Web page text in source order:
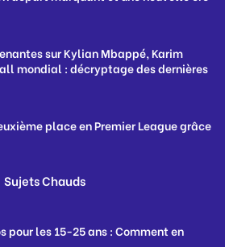
sur Kylian Mbappé, Karim
mondial : décryptage des dernières
place en Premier League grâce
Sujets Chauds
pour les 15-25 ans : Comment en